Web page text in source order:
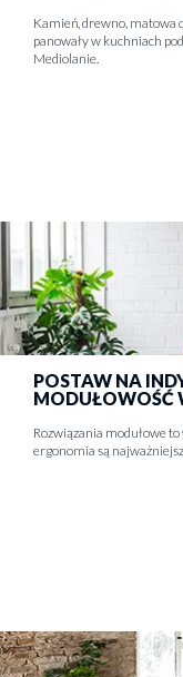
Kamień, drewno, matowa
panowały w kuchniach
Mediolanie.
POSTAW NA
MODUŁOWOŚĆ
Rozwiązania modułowe
ergonomia są